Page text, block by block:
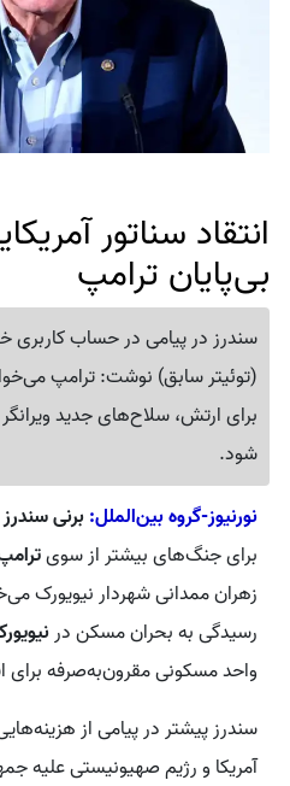
انتقاد سناتور
بی‌پایان ترامپ
سندرز در پیامی در حساب کاربری
برای ارتش، سلاح‌های جدید
شود.
نورنیوز-گروه بین‌الملل:برنی سندرز
برای جنگ‌های بیشتر از سوی
رسیدگی به بحران مسکن در
واحد مسکونی مقرون‌به‌صرفه برای
سندرز پیشتر در پیامی از
آمریکا و رژیم صهیونیستی علیه